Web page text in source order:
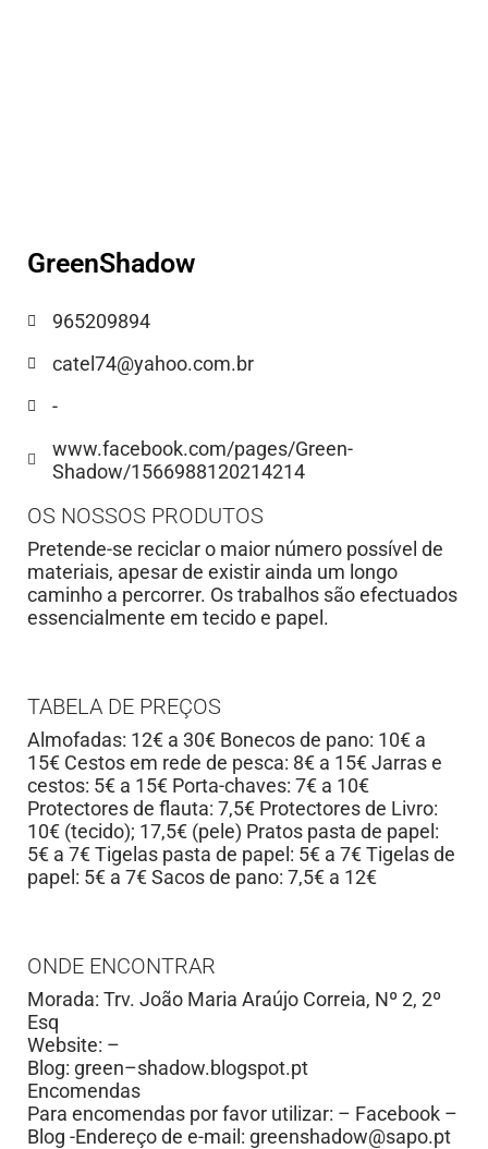
GreenShadow
965209894
catel74@yahoo.com.br
-
www.facebook.com/pages/Green-
Shadow/1566988120214214
OS NOSSOS PRODUTOS
Pretende-se reciclar o maior número possível de
materiais, apesar de existir ainda um longo
caminho a percorrer. Os trabalhos são efectuados
essencialmente em tecido e papel.
TABELA DE PREÇOS
Almofadas: 12€ a 30€ Bonecos de pano: 10€ a
15€ Cestos em rede de pesca: 8€ a 15€ Jarras e
cestos: 5€ a 15€ Porta-chaves: 7€ a 10€
Protectores de flauta: 7,5€ Protectores de Livro:
10€ (tecido); 17,5€ (pele) Pratos pasta de papel:
5€ a 7€ Tigelas pasta de papel: 5€ a 7€ Tigelas de
papel: 5€ a 7€ Sacos de pano: 7,5€ a 12€
ONDE ENCONTRAR
Morada: Trv. João Maria Araújo Correia, Nº 2, 2º
Esq
Website: –
Blog: green–shadow.blogspot.pt
Encomendas
Para encomendas por favor utilizar: – Facebook –
Blog -Endereço de e-mail: greenshadow@sapo.pt